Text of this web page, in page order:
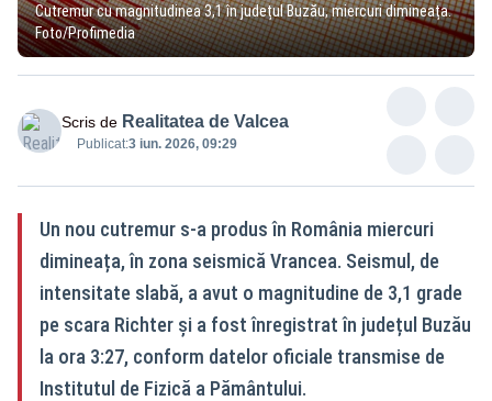
Cutremur cu magnitudinea 3,1 în județul Buzău, miercuri dimineața.
Foto/Profimedia
Scris de Realitatea de Valcea
Publicat:3 iun. 2026, 09:29
Un nou cutremur s-a produs în România miercuri
dimineața, în zona seismică Vrancea. Seismul, de
intensitate slabă, a avut o magnitudine de 3,1 grade
pe scara Richter și a fost înregistrat în județul Buzău
la ora 3:27, conform datelor oficiale transmise de
Institutul de Fizică a Pământului.